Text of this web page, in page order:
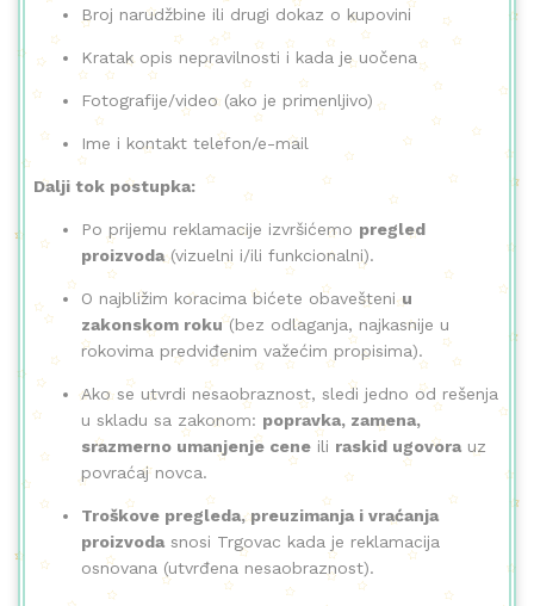
Broj narudžbine ili drugi dokaz o kupovini
Kratak opis nepravilnosti i kada je uočena
Fotografije/video (ako je primenljivo)
Ime i kontakt telefon/e-mail
Dalji tok postupka:
Po prijemu reklamacije izvršićemo pregled
proizvoda(vizuelni i/ili funkcionalni).
O najbližim koracima bićete obavešteniu
zakonskom roku(bez odlaganja, najkasnije u
rokovima predviđenim važećim propisima).
Ako se utvrdi nesaobraznost, sledi jedno od rešenja
u skladu sa zakonom: popravka, zamena,
srazmerno umanjenje cene ili raskid ugovora uz
povraćaj novca.
Troškove pregleda, preuzimanja i vraćanja
proizvoda snosi Trgovac kada je reklamacija
osnovana (utvrđena nesaobraznost).